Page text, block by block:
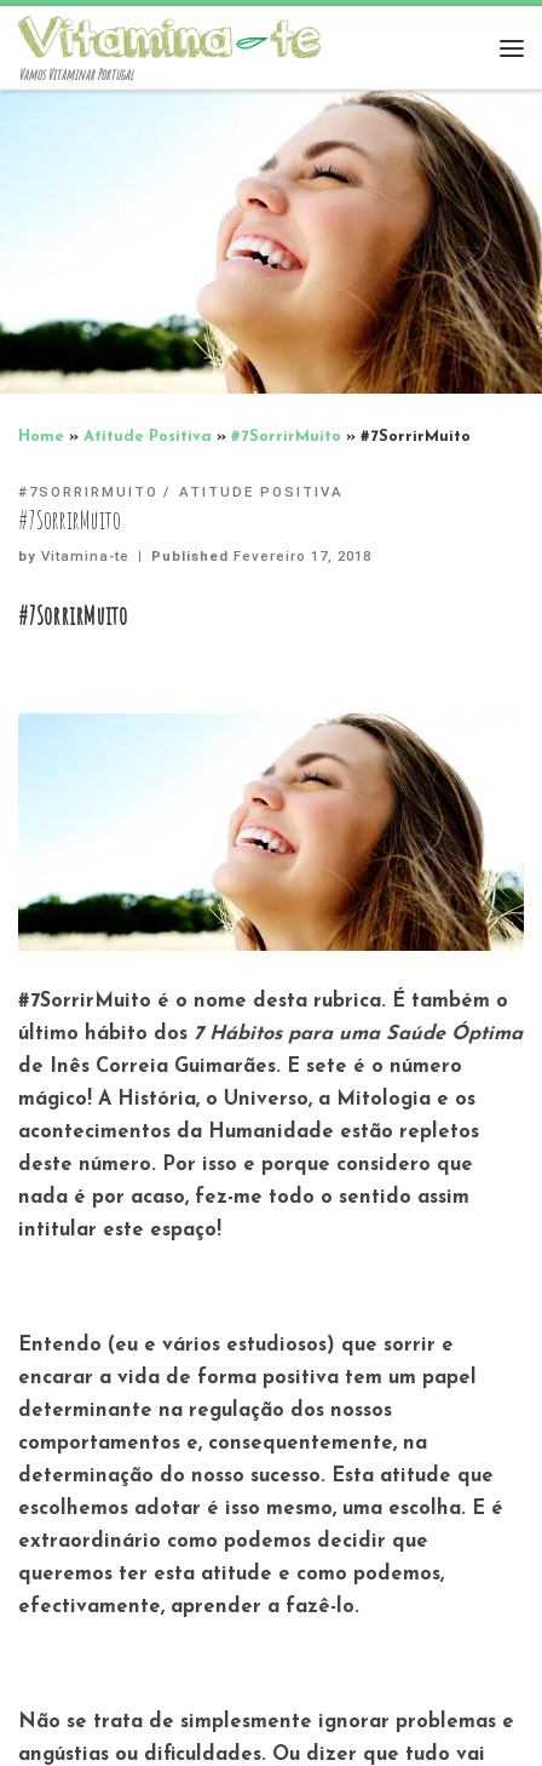
Vamos Vitaminar Portugal
Home » Atitude Positiva » #7SorrirMuito » #7SorrirMuito
#7SORRIRMUITO ATITUDE POSITIVA
#7SorrirMuito
by Vitamina-te | PublishedFevereiro 17, 2018
#7SorrirMuito
#7SorrirMuito é o nome desta rubrica. É também o
último hábito dos 7 Hábitos para uma Saúde Óptima
de Inês Correia Guimarães. E sete é o número
mágico! A História, o Universo, a Mitologia e os
acontecimentos da Humanidade estão repletos
deste número. Por isso e porque considero que
nada é por acaso, fez-me todo o sentido assim
intitular este espaço!
Entendo (eu e vários estudiosos) que sorrir e
encarar a vida de forma positiva tem um papel
determinante na regulação dos nossos
comportamentos e, consequentemente, na
determinação do nosso sucesso. Esta atitude que
escolhemos adotar é isso mesmo, uma escolha. E é
extraordinário como podemos decidir que
queremos ter esta atitude e como podemos,
efectivamente, aprender a fazê-lo.
Não se trata de simplesmente ignorar problemas e
angústias ou dificuldades. Ou dizer que tudo vai